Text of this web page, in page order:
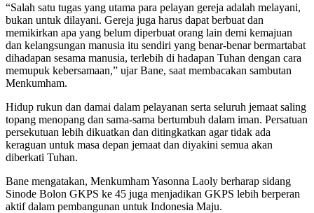
“Salah satu tugas yang utama para pelayan gereja adalah melayani,
bukan untuk dilayani. Gereja juga harus dapat berbuat dan
memikirkan apa yang belum diperbuat orang lain demi kemajuan
dan kelangsungan manusia itu sendiri yang benar-benar bermartabat
dihadapan sesama manusia, terlebih di hadapan Tuhan dengan cara
memupuk kebersamaan,” ujar Bane, saat membacakan sambutan
Menkumham.
Hidup rukun dan damai dalam pelayanan serta seluruh jemaat saling
topang menopang dan sama-sama bertumbuh dalam iman. Persatuan
persekutuan lebih dikuatkan dan ditingkatkan agar tidak ada
keraguan untuk masa depan jemaat dan diyakini semua akan
diberkati Tuhan.
Bane mengatakan, Menkumham Yasonna Laoly berharap sidang
Sinode Bolon GKPS ke 45 juga menjadikan GKPS lebih berperan
aktif dalam pembangunan untuk Indonesia Maju.